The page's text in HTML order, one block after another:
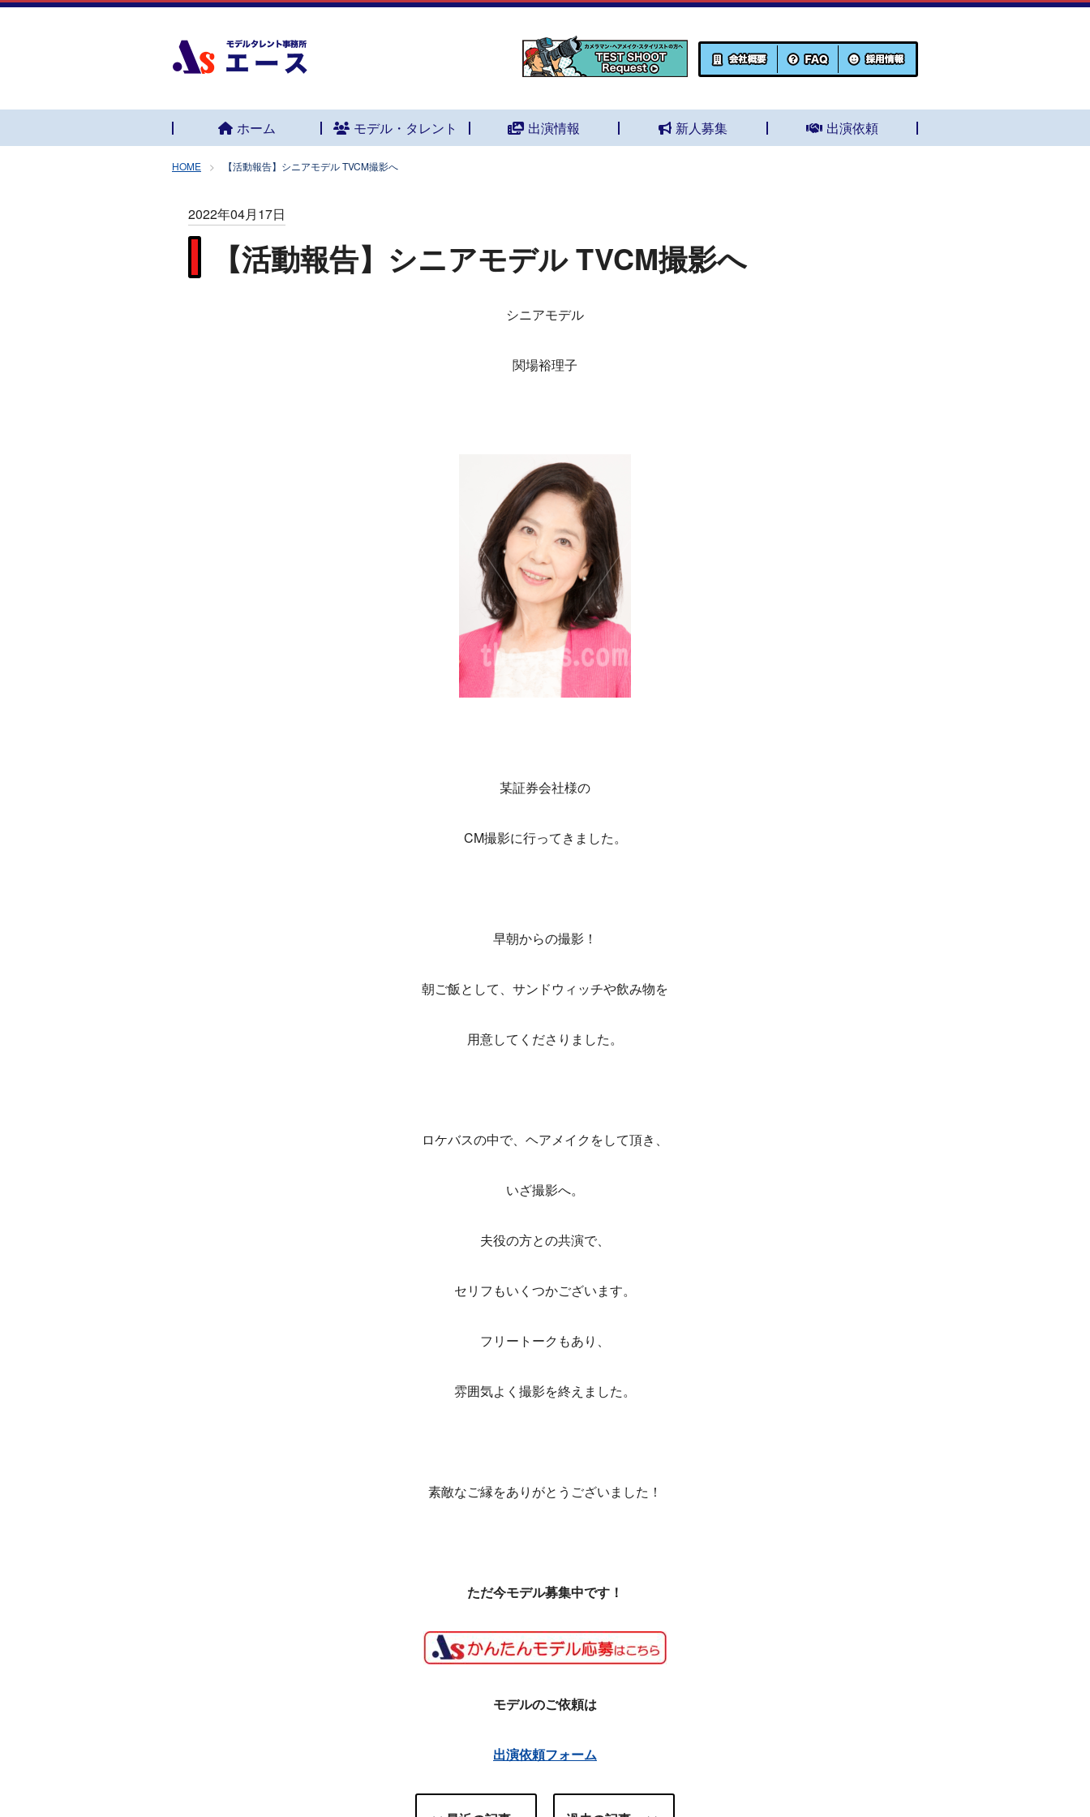
ホーム モデル・タレント 出演情報 新人募集 出演依頼
HOME 【活動報告】シニアモデル TVCM撮影へ
2022年04月17日
【活動報告】シニアモデル TVCM撮影へ
シニアモデル
関場裕理子
某証券会社様の
CM撮影に行ってきました。
早朝からの撮影！
朝ご飯として、サンドウィッチや飲み物を
用意してくださりました。
ロケバスの中で、ヘアメイクをして頂き、
いざ撮影へ。
夫役の方との共演で、
セリフもいくつかございます。
フリートークもあり、
雰囲気よく撮影を終えました。
素敵なご縁をありがとうございました！
ただ今モデル募集中です！
モデルのご依頼は
出演依頼フォーム